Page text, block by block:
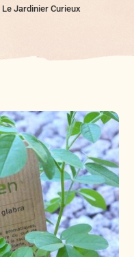
Le Jardinier Curieux